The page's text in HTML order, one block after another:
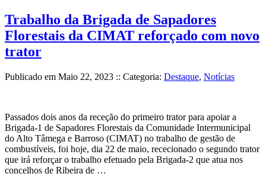
Trabalho da Brigada de Sapadores
Florestais da CIMAT reforçado com novo
trator
Publicado em Maio 22, 2023 :: Categoria: Destaque, Notícias
Passados dois anos da receção do primeiro trator para apoiar a
Brigada-1 de Sapadores Florestais da Comunidade Intermunicipal
do Alto Tâmega e Barroso (CIMAT) no trabalho de gestão de
combustíveis, foi hoje, dia 22 de maio, rececionado o segundo trator
que irá reforçar o trabalho efetuado pela Brigada-2 que atua nos
concelhos de Ribeira de …